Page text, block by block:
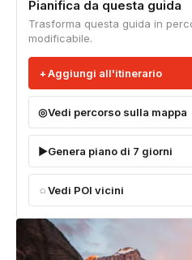
Pianifica da questa guida
Trasforma questa guida in
modificabile.
Aggiungi all'itinerario
Vedi percorso sulla mappa
Genera piano di 7 giorni
Vedi POI vicini